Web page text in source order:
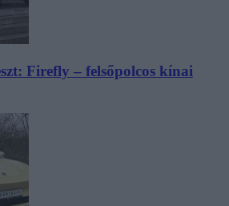
Firefly – felsőpolcos kínai